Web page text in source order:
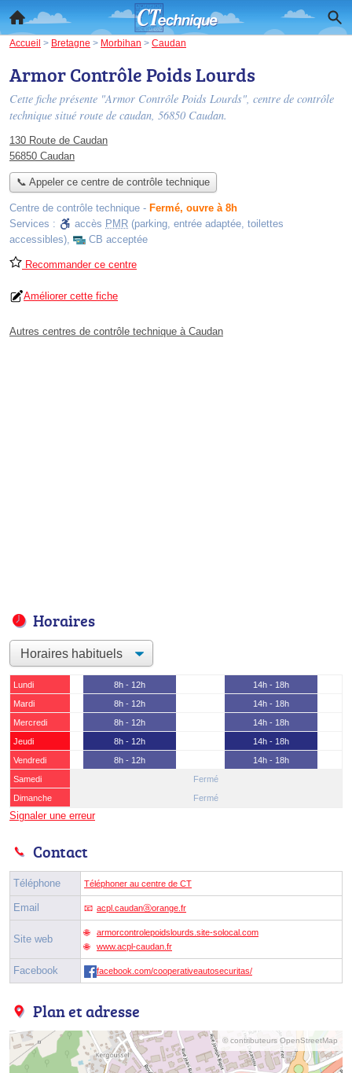
Accueil > Bretagne > Morbihan > Caudan
Armor Contrôle Poids Lourds
Cette fiche présente "Armor Contrôle Poids Lourds", centre de contrôle
technique situé route de caudan, 56850 Caudan.
130 Route de Caudan
56850 Caudan
📞 Appeler ce centre de contrôle technique
Centre de contrôle technique - Fermé, ouvre à 8h
Services :
accès PMR (parking, entrée adaptée, toilettes
accessibles), CB acceptée
Recommander ce centre
Améliorer cette fiche
Autres centres de contrôle technique à Caudan
Horaires
Lundi 8h - 12h
14h - 18h
Mardi
8h - 12h
14h - 18h
Mercredi
8h - 12h
14h - 18h
Jeudi
8h - 12h
14h - 18h
Vendredi
8h - 12h
14h - 18h
Samedi
Fermé
Dimanche
Fermé
Signaler une erreur
Contact
Téléphone Téléphoner au centre de CT
Email acpl.caudanⓐorange.fr
Site web
armorcontrolepoidslourds.site-solocal.com
www.acpl-caudan.fr
Facebook facebook.com/cooperativeautosecuritas/
Plan et adresse
© contributeurs OpenStreetMap